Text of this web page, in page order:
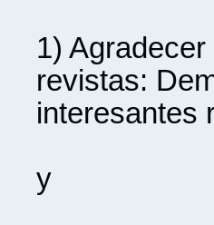
1)
revistas:
interesantes
y